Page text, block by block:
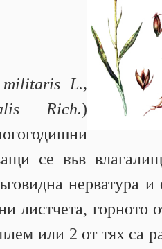
L.,
Rich.)
се във
нерватура и
листчета, горното
или 2 от тях са